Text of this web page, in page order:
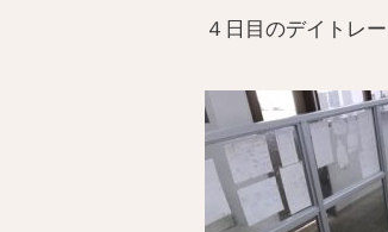
４日目のデイトレ